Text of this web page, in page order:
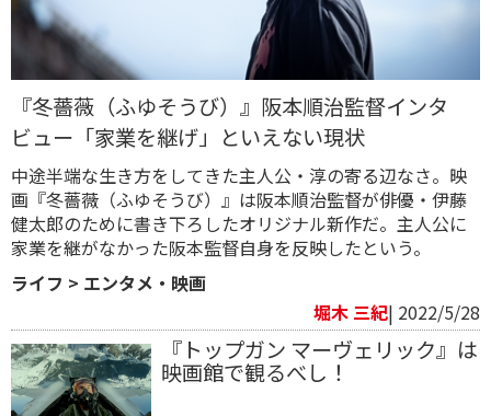
『冬薔薇（ふゆそうび）』阪本順治監督インタ
ビュー「家業を継げ」といえない現状
中途半端な生き方をしてきた主人公・淳の寄る辺なさ。映
画『冬薔薇（ふゆそうび）』は阪本順治監督が俳優・伊藤
健太郎のために書き下ろしたオリジナル新作だ。主人公に
家業を継がなかった阪本監督自身を反映したという。
ライフ > エンタメ・映画
堀木 三紀| 2022/5/28
『トップガン マーヴェリック』は
映画館で観るべし！